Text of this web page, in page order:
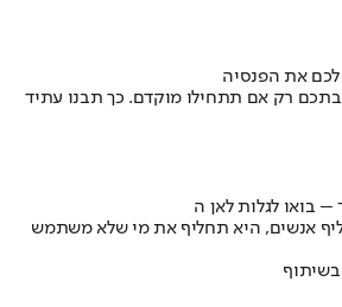
לכם את הפנסיה
רק אם תתחילו מוקדם. כך תבנו עתיד
אנשים, היא תחליף את מי שלא משתמש